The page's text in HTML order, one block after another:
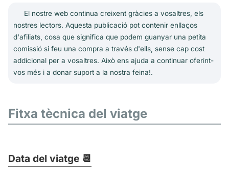
El nostre web continua creixent gràcies a vosaltres, els
nostres lectors. Aquesta publicació pot contenir enllaços
d'afiliats, cosa que significa que podem guanyar una petita
comissió si feu una compra a través d'ells, sense cap cost
addicional per a vosaltres. Això ens ajuda a continuar oferint-
vos més i a donar suport a la nostra feina!.
Fitxa tècnica del viatge
Data del viatge 📆